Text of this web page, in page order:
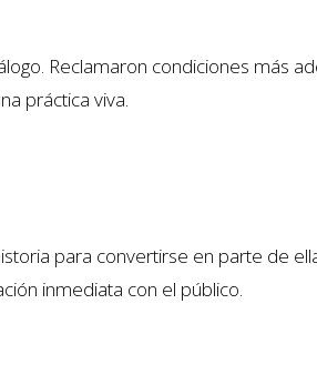
Reclamaron condiciones más
práctica viva.
para convertirse en parte de
inmediata con el público.